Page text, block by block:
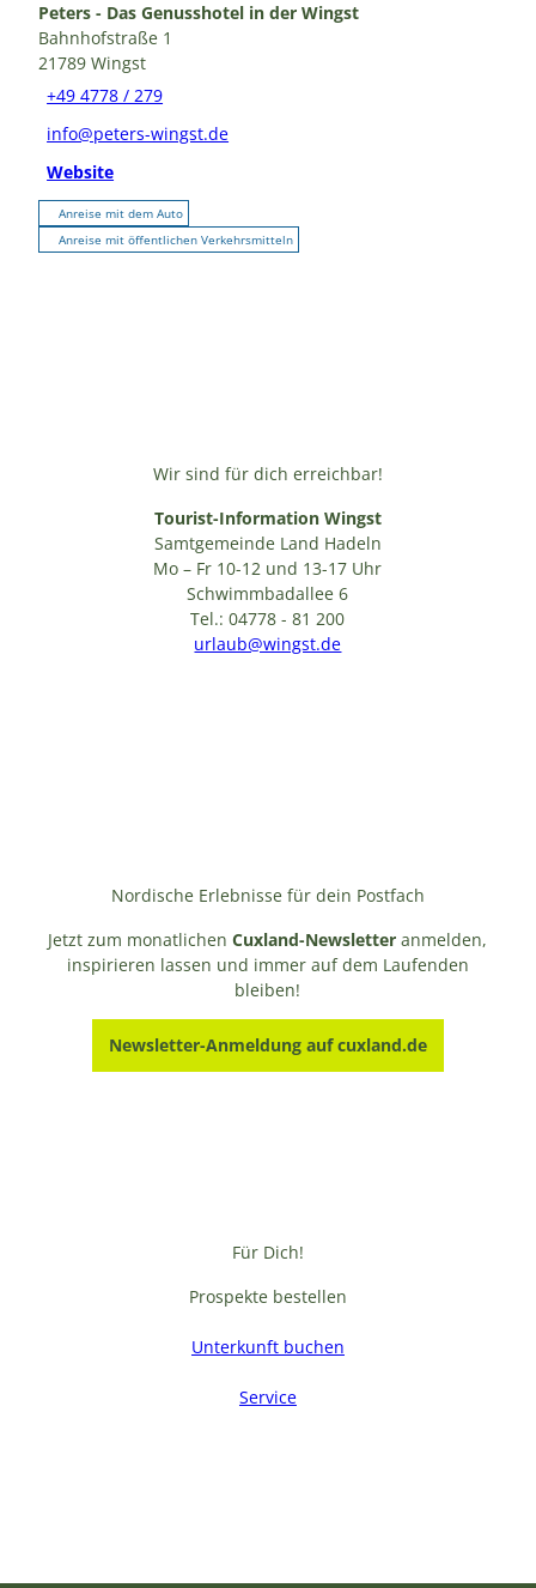
Peters - Das Genusshotel in der Wingst
Bahnhofstraße 1
21789 Wingst
+49 4778 / 279
info@peters-wingst.de
Website
Anreise mit dem Auto
Anreise mit öffentlichen Verkehrsmitteln
Wir sind für dich erreichbar!
Tourist-Information Wingst
Samtgemeinde Land Hadeln
Mo – Fr 10-12 und 13-17 Uhr
Schwimmbadallee 6
Tel.: 04778 - 81 200
urlaub@wingst.de
Nordische Erlebnisse für dein Postfach
Jetzt zum monatlichenCuxland-Newsletter anmelden,
inspirieren lassen und immer auf dem Laufenden
bleiben!
Newsletter-Anmeldung auf cuxland.de
Für Dich!
Prospekte bestellen
Unterkunft buchen
Service